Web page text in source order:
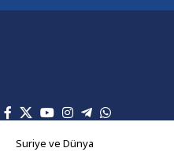
Suriye ve Dünya